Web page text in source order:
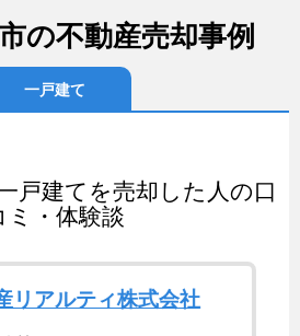
の不動産売却事例
一戸建て
戸建てを売却した人の口
ミ・体験談
リアルティ株式会社